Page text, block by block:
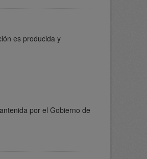
es producida y
por el Gobierno de